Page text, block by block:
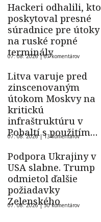
Hackeri odhalili, kto
poskytoval presné
súradnice pre útoky
na ruské ropné
terminály
07. 08. 2026 |67 komentárov
Litva varuje pred
zinscenovaným
útokom Moskvy na
kritickú
infraštruktúru v
Pobaltí s použitím
ukrajinského dronu
07. 08. 2026 |13 komentárov
Podpora Ukrajiny v
USA slabne. Trump
odmietol ďalšie
požiadavky
Zelenského
07. 08. 2026 |50 komentárov